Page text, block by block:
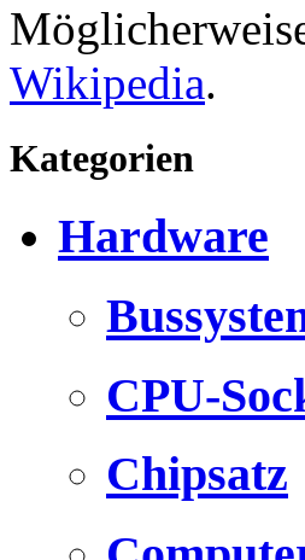
Wikipedia.
Kategorien
Hardware
CPU-
Chipsatz